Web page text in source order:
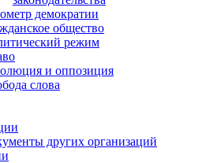
демократии
общество
режим
и оппозиция
слова
других организаций